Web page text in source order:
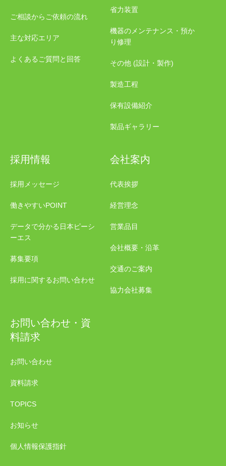
ご相談からご依頼の流れ
主な対応エリア
よくあるご質問と回答
省力装置
機器のメンテナンス・預か
り修理
その他 (設計・製作)
製造工程
保有設備紹介
製品ギャラリー
採用情報
採用メッセージ
働きやすいPOINT
データで分かる日本ピーシ
ーエス
募集要項
採用に関するお問い合わせ
会社案内
代表挨拶
経営理念
営業品目
会社概要・沿革
交通のご案内
協力会社募集
お問い合わせ・資
料請求
お問い合わせ
資料請求
TOPICS
お知らせ
個人情報保護指針